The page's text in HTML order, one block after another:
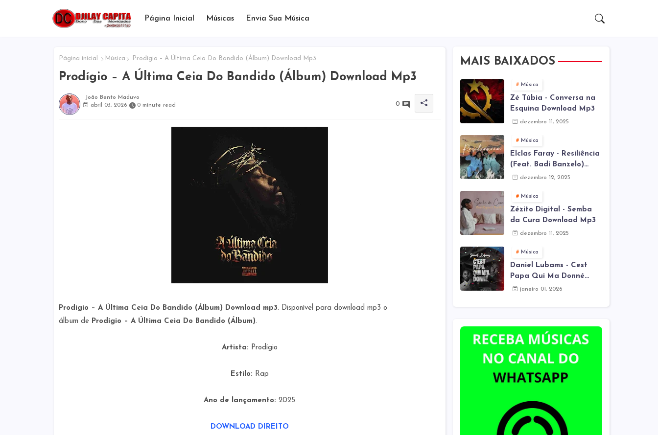
Página Inicial Músicas Envia Sua Música
Página inicial Música Prodígio – A Última Ceia Do Bandido (Álbum) Download Mp3
Prodígio – A Última Ceia Do Bandido (Álbum) Download Mp3
João Bento Maduvo
abril 03, 2026
0 minute read 0
Prodígio – A Última Ceia Do Bandido (Álbum) Download mp3. Disponível para download mp3 o
álbum de Prodígio – A Última Ceia Do Bandido (Álbum).
Artista: Prodígio
Estilo: Rap
Ano de lançamento: 2025
DOWNLOAD DIREITO
MAIS BAIXADOS
Música
Zé Túbia - Conversa na
Esquina Download Mp3
dezembro 11, 2025
Música
Elclas Faray - Resiliência
(Feat. Badi Banzelo)
Download Mp3
dezembro 12, 2025
Música
Zézito Digital - Semba
da Cura Download Mp3
dezembro 11, 2025
Música
Daniel Lubams - Cest
Papa Qui Ma Donné
(Mes Remix) Download
janeiro 01, 2026